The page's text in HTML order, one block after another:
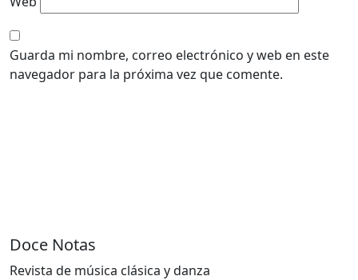
Guarda mi nombre, correo electrónico y web en este
navegador para la próxima vez que comente.
Doce Notas
Revista de música clásica y danza